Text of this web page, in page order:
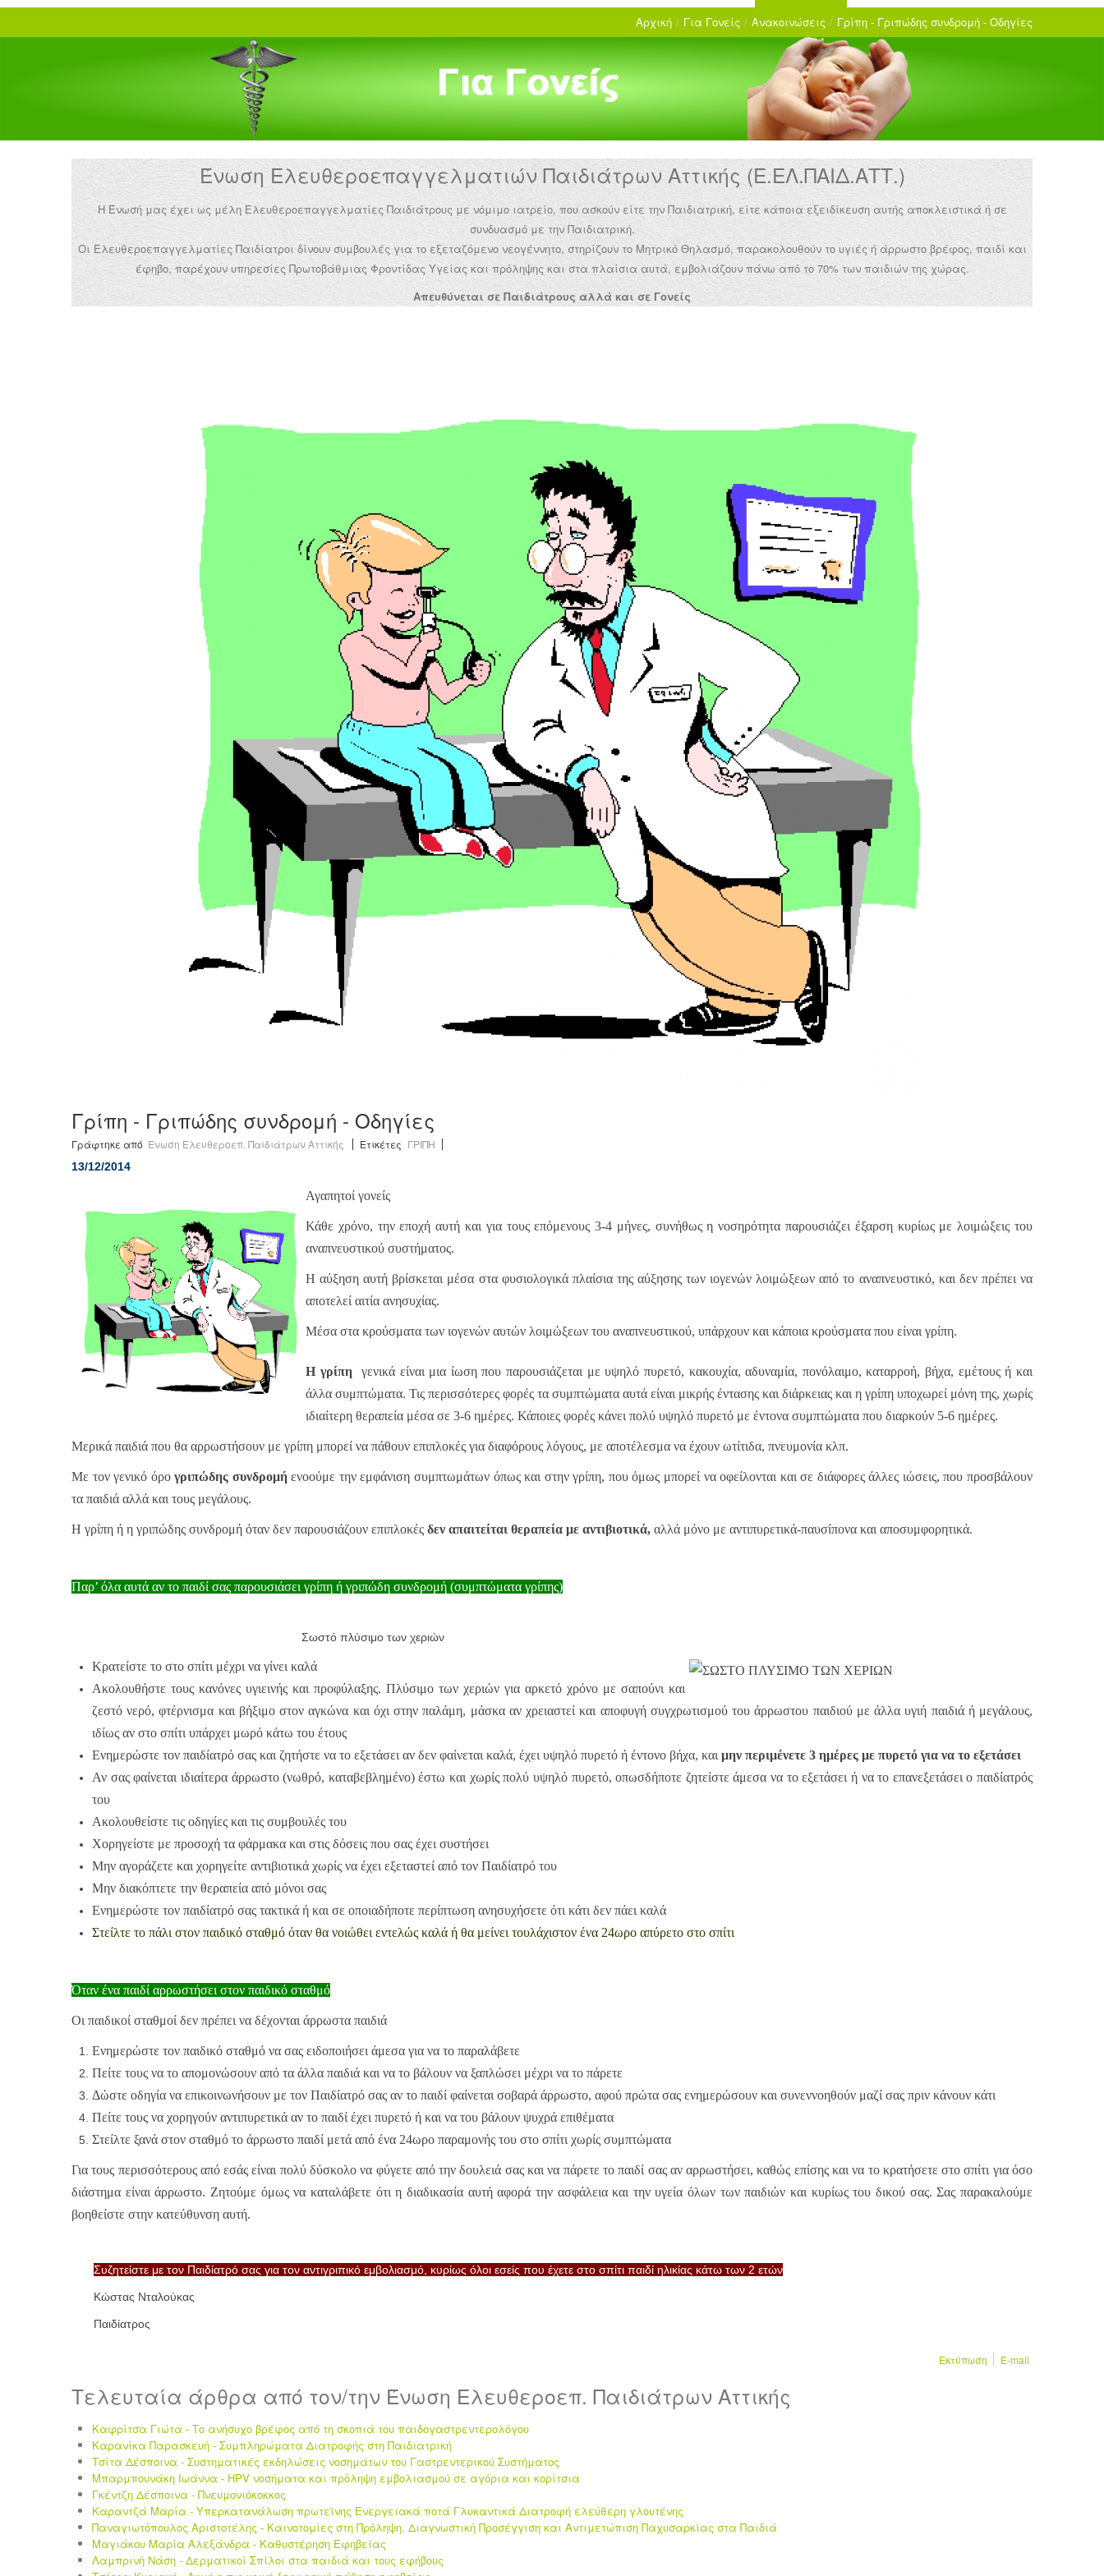
Αρχική / Για Γονείς / Ανακοινώσεις / Γρίπη - Γριπώδης συνδρομή - Οδηγίες
Ένωση Ελευθεροεπαγγελματιών Παιδιάτρων Αττικής (Ε.ΕΛ.ΠΑΙΔ.ΑΤΤ.)
Η Ένωσή μας έχει ως μέλη Ελευθεροεπαγγελματίες Παιδιάτρους με νόμιμο ιατρείο, που ασκούν είτε την Παιδιατρική, είτε κάποια εξειδίκευση αυτής αποκλειστικά ή σε
συνδυασμό με την Παιδιατρική.
Οι Ελευθεροεπαγγελματίες Παιδίατροι δίνουν συμβουλές για το εξεταζόμενο νεογέννητο, στηρίζουν το Μητρικό Θηλασμό, παρακολουθούν το υγιές ή άρρωστο βρέφος, παιδί και
έφηβο, παρέχουν υπηρεσίες Πρωτοβάθμιας Φροντίδας Υγείας και πρόληψης και στα πλαίσια αυτά, εμβολιάζουν πάνω από το 70% των παιδιών της χώρας.
Απευθύνεται σε Παιδιάτρους αλλά και σε Γονείς
Γρίπη - Γριπώδης συνδρομή - Οδηγίες
Γράφτηκε από Ένωση Ελευθεροεπ. Παιδιάτρων Αττικής Ετικέτες ΓΡΙΠΗ
13/12/2014
Αγαπητοί γονείς
Κάθε χρόνο, την εποχή αυτή και για τους επόμενους 3-4 μήνες, συνήθως η νοσηρότητα παρουσιάζει έξαρση κυρίως με λοιμώξεις του
αναπνευστικού συστήματος.
Η αύξηση αυτή βρίσκεται μέσα στα φυσιολογικά πλαίσια της αύξησης των ιογενών λοιμώξεων από το αναπνευστικό, και δεν πρέπει να
αποτελεί αιτία ανησυχίας.
Μέσα στα κρούσματα των ιογενών αυτών λοιμώξεων του αναπνευστικού, υπάρχουν και κάποια κρούσματα που είναι γρίπη.
Η γρίπηγενικά είναι μια ίωση που παρουσιάζεται με υψηλό πυρετό, κακουχία, αδυναμία, πονόλαιμο, καταρροή, βήχα, εμέτους ή και
άλλα συμπτώματα. Τις περισσότερες φορές τα συμπτώματα αυτά είναι μικρής έντασης και διάρκειας και η γρίπη υποχωρεί μόνη της, χωρίς
ιδιαίτερη θεραπεία μέσα σε 3-6 ημέρες. Κάποιες φορές κάνει πολύ υψηλό πυρετό με έντονα συμπτώματα που διαρκούν 5-6 ημέρες.
Μερικά παιδιά που θα αρρωστήσουν με γρίπη μπορεί να πάθουν επιπλοκές για διαφόρους λόγους, με αποτέλεσμα να έχουν ωτίτιδα, πνευμονία κλπ.
Με τον γενικό όρογριπώδης συνδρομήενοούμε την εμφάνιση συμπτωμάτων όπως και στην γρίπη, που όμως μπορεί να οφείλονται και σε διάφορες άλλες ιώσεις, που προσβάλουν
τα παιδιά αλλά και τους μεγάλους.
Η γρίπη ή η γριπώδης συνδρομή όταν δεν παρουσιάζουν επιπλοκές δεν απαιτείται θεραπεία με αντιβιοτικά, αλλά μόνο με αντιπυρετικά-παυσίπονα και αποσυμφορητικά.
Παρ’ όλα αυτά αν το παιδί σας παρουσιάσει γρίπη ή γριπώδη συνδρομή (συμπτώματα γρίπης)
Σωστό πλύσιμο των χεριών
Κρατείστε το στο σπίτι μέχρι να γίνει καλά
Ακολουθήστε τους κανόνες υγιεινής και προφύλαξης. Πλύσιμο των χεριών για αρκετό χρόνο με σαπούνι και
ζεστό νερό, φτέρνισμα και βήξιμο στον αγκώνα και όχι στην παλάμη, μάσκα αν χρειαστεί και αποφυγή συγχρωτισμού του άρρωστου παιδιού με άλλα υγιή παιδιά ή μεγάλους,
ιδίως αν στο σπίτι υπάρχει μωρό κάτω του έτους
Ενημερώστε τον παιδίατρό σας και ζητήστε να το εξετάσει αν δεν φαίνεται καλά, έχει υψηλό πυρετό ή έντονο βήχα, και μην περιμένετε 3 ημέρες με πυρετό για να το εξετάσει
Αν σας φαίνεται ιδιαίτερα άρρωστο (νωθρό, καταβεβλημένο) έστω και χωρίς πολύ υψηλό πυρετό, οπωσδήποτε ζητείστε άμεσα να το εξετάσει ή να το επανεξετάσει ο παιδίατρός
του
Ακολουθείστε τις οδηγίες και τις συμβουλές του
Χορηγείστε με προσοχή τα φάρμακα και στις δόσεις που σας έχει συστήσει
Μην αγοράζετε και χορηγείτε αντιβιοτικά χωρίς να έχει εξεταστεί από τον Παιδίατρό του
Μην διακόπτετε την θεραπεία από μόνοι σας
Ενημερώστε τον παιδίατρό σας τακτικά ή και σε οποιαδήποτε περίπτωση ανησυχήσετε ότι κάτι δεν πάει καλά
Στείλτε το πάλι στον παιδικό σταθμό όταν θα νοιώθει εντελώς καλά ή θα μείνει τουλάχιστον ένα 24ωρο απύρετο στο σπίτι
Όταν ένα παιδί αρρωστήσει στον παιδικό σταθμό
Οι παιδικοί σταθμοί δεν πρέπει να δέχονται άρρωστα παιδιά
Ενημερώστε τον παιδικό σταθμό να σας ειδοποιήσει άμεσα για να το παραλάβετε
Πείτε τους να το απομονώσουν από τα άλλα παιδιά και να το βάλουν να ξαπλώσει μέχρι να το πάρετε
Δώστε οδηγία να επικοινωνήσουν με τον Παιδίατρό σας αν το παιδί φαίνεται σοβαρά άρρωστο, αφού πρώτα σας ενημερώσουν και συνεννοηθούν μαζί σας πριν κάνουν κάτι
Πείτε τους να χορηγούν αντιπυρετικά αν το παιδί έχει πυρετό ή και να του βάλουν ψυχρά επιθέματα
Στείλτε ξανά στον σταθμό το άρρωστο παιδί μετά από ένα 24ωρο παραμονής του στο σπίτι χωρίς συμπτώματα
Για τους περισσότερους από εσάς είναι πολύ δύσκολο να φύγετε από την δουλειά σας και να πάρετε το παιδί σας αν αρρωστήσει, καθώς επίσης και να το κρατήσετε στο σπίτι για όσο
διάστημα είναι άρρωστο. Ζητούμε όμως να καταλάβετε ότι η διαδικασία αυτή αφορά την ασφάλεια και την υγεία όλων των παιδιών και κυρίως του δικού σας. Σας παρακαλούμε
βοηθείστε στην κατεύθυνση αυτή.
Συζητείστε με τον Παιδίατρό σας για τον αντιγριπικό εμβολιασμό, κυρίως όλοι εσείς που έχετε στο σπίτι παιδί ηλικίας κάτω των 2 ετών
Κώστας Νταλούκας
Παιδίατρος
Εκτύπωση E-mail
Τελευταία άρθρα από τον/την Ένωση Ελευθεροεπ. Παιδιάτρων Αττικής
Καφρίτσα Γιώτα - Το ανήσυχο βρέφος από τη σκοπιά του παιδογαστρεντερολόγου
Καρανίκα Παρασκευή - Συμπληρώματα Διατροφής στη Παιδιατρική
Τσίτα Δέσποινα - Συστηματικές εκδηλώσεις νοσημάτων του Γαστρεντερικού Συστήματος
Μπαρμπουνάκη Ιωάννα - HPV νοσήματα και πρόληψη εμβολιασμού σε αγόρια και κορίτσια
Γκέντζη Δέσποινα - Πνευμονιόκοκκος
Καραντζά Μαρία - Υπερκατανάλωση πρωτεϊνης Ενεργειακά ποτά Γλυκαντικά Διατροφή ελεύθερη γλουτένης
Παναγιωτόπουλος Αριστοτέλης - Καινοτομίες στη Πρόληψη, Διαγνωστική Προσέγγιση και Αντιμετώπιση Παχυσαρκίας στα Παιδιά
Μαγιάκου Μαρία Αλεξάνδρα - Καθυστέρηση Εφηβείας
Λαμπρινή Νάση - Δερματικοί Σπίλοι στα παιδιά και τους εφήβους